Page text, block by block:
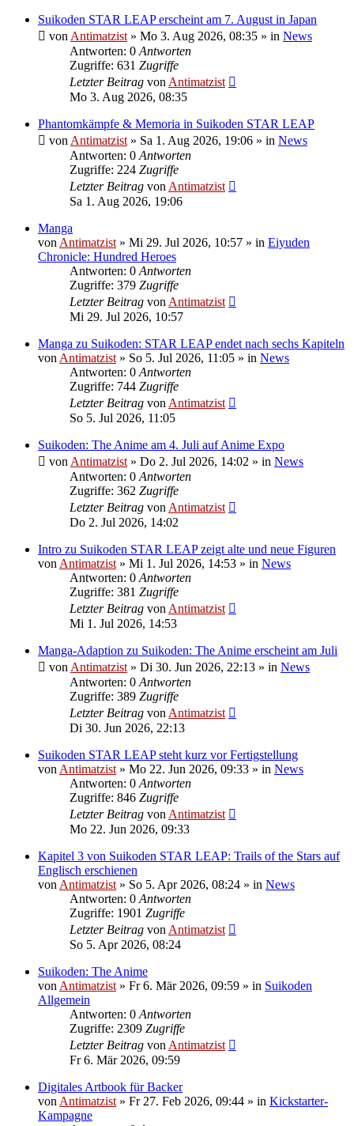
Suikoden STAR LEAP erscheint am 7. August in Japan
von Antimatzist » Mo 3. Aug 2026, 08:35 » in News
Antworten: 0 Antworten
Zugriffe: 631 Zugriffe
Letzter Beitrag von Antimatzist
Mo 3. Aug 2026, 08:35
Phantomkämpfe & Memoria in Suikoden STAR LEAP
von Antimatzist » Sa 1. Aug 2026, 19:06 » in News
Antworten: 0 Antworten
Zugriffe: 224 Zugriffe
Letzter Beitrag von Antimatzist
Sa 1. Aug 2026, 19:06
Manga
von Antimatzist » Mi 29. Jul 2026, 10:57 » in Eiyuden
Chronicle: Hundred Heroes
Antworten: 0 Antworten
Zugriffe: 379 Zugriffe
Letzter Beitrag von Antimatzist
Mi 29. Jul 2026, 10:57
Manga zu Suikoden: STAR LEAP endet nach sechs Kapiteln
von Antimatzist » So 5. Jul 2026, 11:05 » in News
Antworten: 0 Antworten
Zugriffe: 744 Zugriffe
Letzter Beitrag von Antimatzist
So 5. Jul 2026, 11:05
Suikoden: The Anime am 4. Juli auf Anime Expo
von Antimatzist » Do 2. Jul 2026, 14:02 » in News
Antworten: 0 Antworten
Zugriffe: 362 Zugriffe
Letzter Beitrag von Antimatzist
Do 2. Jul 2026, 14:02
Intro zu Suikoden STAR LEAP zeigt alte und neue Figuren
von Antimatzist » Mi 1. Jul 2026, 14:53 » in News
Antworten: 0 Antworten
Zugriffe: 381 Zugriffe
Letzter Beitrag von Antimatzist
Mi 1. Jul 2026, 14:53
Manga-Adaption zu Suikoden: The Anime erscheint am Juli
von Antimatzist » Di 30. Jun 2026, 22:13 » in News
Antworten: 0 Antworten
Zugriffe: 389 Zugriffe
Letzter Beitrag von Antimatzist
Di 30. Jun 2026, 22:13
Suikoden STAR LEAP steht kurz vor Fertigstellung
von Antimatzist » Mo 22. Jun 2026, 09:33 » in News
Antworten: 0 Antworten
Zugriffe: 846 Zugriffe
Letzter Beitrag von Antimatzist
Mo 22. Jun 2026, 09:33
Kapitel 3 von Suikoden STAR LEAP: Trails of the Stars auf
Englisch erschienen
von Antimatzist » So 5. Apr 2026, 08:24 » in News
Antworten: 0 Antworten
Zugriffe: 1901 Zugriffe
Letzter Beitrag von Antimatzist
So 5. Apr 2026, 08:24
Suikoden: The Anime
von Antimatzist » Fr 6. Mär 2026, 09:59 » in Suikoden
Allgemein
Antworten: 0 Antworten
Zugriffe: 2309 Zugriffe
Letzter Beitrag von Antimatzist
Fr 6. Mär 2026, 09:59
Digitales Artbook für Backer
von Antimatzist » Fr 27. Feb 2026, 09:44 » in Kickstarter-
Kampagne